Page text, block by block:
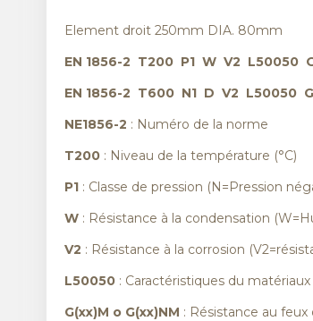
Element droit 250mm DIA. 80mm
EN 1856-2 T200 P1 W V2 L50050
EN 1856-2 T600 N1 D V2 L50050
NE1856-2 : Numéro de la norme
T200 : Niveau de la température (°C)
P1 : Classe de pression (N=Pression
W : Résistance à la condensation
V2 : Résistance à la corrosion
L50050 : Caractéristiques du
G(xx)M o G(xx)NM : Résistance au